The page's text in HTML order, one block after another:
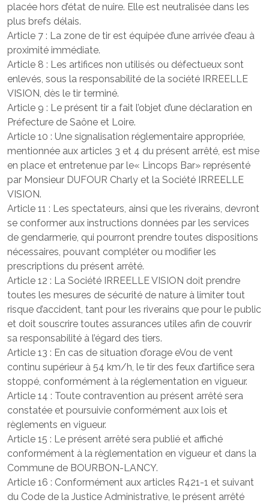
placée hors d’état de nuire. Elle est neutralisée dans les
plus brefs délais.
Article 7 : La zone de tir est équipée d’une arrivée d’eau à
proximité immédiate.
Article 8 : Les artifices non utilisés ou défectueux sont
enlevés, sous la responsabilité de la société IRREELLE
VISION, dès le tir terminé.
Article 9 : Le présent tir a fait l’objet d’une déclaration en
Préfecture de Saône et Loire.
Article 10 : Une signalisation réglementaire appropriée,
mentionnée aux articles 3 et 4 du présent arrêté, est mise
en place et entretenue par le« Lincops Bar» représenté
par Monsieur DUFOUR Charly et la Société IRREELLE
VISION.
Article 11 : Les spectateurs, ainsi que les riverains, devront
se conformer aux instructions données par les services
de gendarmerie, qui pourront prendre toutes dispositions
nécessaires, pouvant compléter ou modifier les
prescriptions du présent arrêté.
Article 12 : La Société IRREELLE VISION doit prendre
toutes les mesures de sécurité de nature à limiter tout
risque d’accident, tant pour les riverains que pour le public
et doit souscrire toutes assurances utiles afin de couvrir
sa responsabilité à l’égard des tiers.
Article 13 : En cas de situation d’orage eVou de vent
continu supérieur à 54 km/h, le tir des feux d’artifice sera
stoppé, conformément à la réglementation en vigueur.
Article 14 : Toute contravention au présent arrêté sera
constatée et poursuivie conformément aux lois et
règlements en vigueur.
Article 15 : Le présent arrêté sera publié et affiché
conformément à la règlementation en vigueur et dans la
Commune de BOURBON-LANCY.
Article 16 : Conformément aux articles R421-1 et suivant
du Code de la Justice Administrative, le présent arrêté